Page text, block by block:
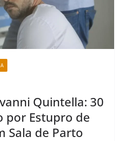
Quintella: 30
por Estupro de
Sala de Parto